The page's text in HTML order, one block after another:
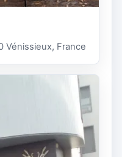
Vénissieux, France